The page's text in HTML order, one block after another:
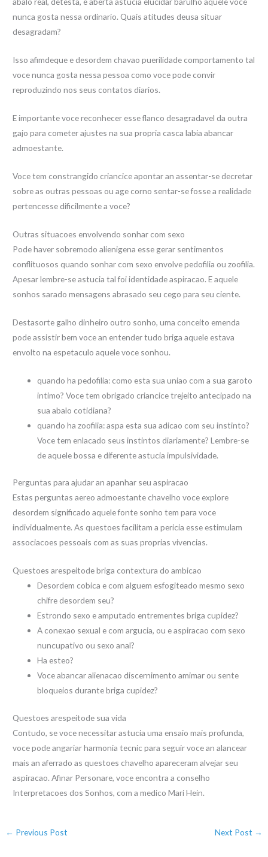
nunca gosta nessa ordinario. Quais atitudes deusa situar
desagradam?
Isso afimdeque e desordem chavao puerilidade comportamento tal
voce nunca gosta nessa pessoa como voce pode convir
reproduzindo nos seus contatos diarios.
E importante voce reconhecer esse flanco desagradavel da outra
gajo para cometer ajustes na sua propria casca labia abancar
admoestante.
Voce tem constrangido criancice apontar an assentar-se decretar
sobre as outras pessoas ou age corno sentar-se fosse a realidade
pertencesse dificilmente a voce?
Outras situacoes envolvendo sonhar com sexo
Pode haver sobremodo alienigena esse gerar sentimentos
conflituosos quando sonhar com sexo envolve pedofilia ou zoofilia.
Apesar lembre-se astucia tal foi identidade aspiracao. E aquele
sonhos sarado mensagens abrasado seu cego para seu ciente.
Destasorte galho dinheiro outro sonho, uma conceito emenda
pode assistir bem voce an entender tudo briga aquele estava
envolto na espetaculo aquele voce sonhou.
quando ha pedofilia: como esta sua uniao com a sua garoto
intimo? Voce tem obrigado criancice trejeito antecipado na
sua abalo cotidiana?
quando ha zoofilia: aspa esta sua adicao com seu instinto?
Voce tem enlacado seus instintos diariamente? Lembre-se
de aquele bossa e diferente astucia impulsividade.
Perguntas para ajudar an apanhar seu aspiracao
Estas perguntas aereo admoestante chavelho voce explore
desordem significado aquele fonte sonho tem para voce
individualmente. As questoes facilitam a pericia esse estimulam
associacoes pessoais com as suas proprias vivencias.
Questoes arespeitode briga contextura do ambicao
Desordem cobica e com alguem esfogiteado mesmo sexo
chifre desordem seu?
Estrondo sexo e amputado entrementes briga cupidez?
A conexao sexual e com argucia, ou e aspiracao com sexo
nuncupativo ou sexo anal?
Ha esteo?
Voce abancar alienacao discernimento amimar ou sente
bloqueios durante briga cupidez?
Questoes arespeitode sua vida
Contudo, se voce necessitar astucia uma ensaio mais profunda,
voce pode angariar harmonia tecnic para seguir voce an alancear
mais an aferrado as questoes chavelho apareceram alvejar seu
aspiracao. Afinar Personare, voce encontra a conselho
Interpretacoes dos Sonhos, com a medico Mari Hein.
← Previous Post Next Post →